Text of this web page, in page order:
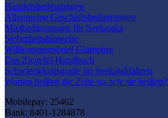
Handelsbedingungen
Allgemeine Geschäftsbedingungen
Mietbedingungen für Seekajaks
Sicherheitshinweise
Willkommensbrief Glamping
Das Ziegelei-Handbuch
Schwierigkeitsgrade im Seekajakfahren
Warum heißen die Zelte so, wie sie heißen?
Mobilepay: 25462
Bank: 8401-1284878